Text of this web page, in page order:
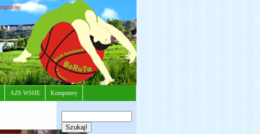
AZS WSHE Komputery
Szukaj!